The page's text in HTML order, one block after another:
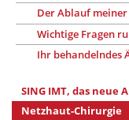
Der Ablauf
Wichtige Fragen
Ihr behandelndes
SING IMT, das neue
Netzhaut-Chirurgie